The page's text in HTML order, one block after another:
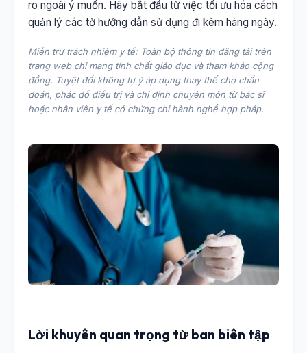
ro ngoài ý muốn. Hãy bắt đầu từ việc tối ưu hóa cách
quản lý các tờ hướng dẫn sử dụng đi kèm hàng ngày.
Miễn trừ trách nhiệm y tế: Toàn bộ thông tin đăng tải trên
trang web chỉ mang tính chất giáo dục và tham khảo cộng
đồng. Tuyệt đối không tự ý áp dụng thay thế cho chẩn
đoán, phác đồ điều trị và chỉ định chuyên môn từ bác sĩ
hoặc nhân viên y tế có chứng chỉ hành nghề hợp pháp.
Lời khuyên quan trọng từ ban biên tập